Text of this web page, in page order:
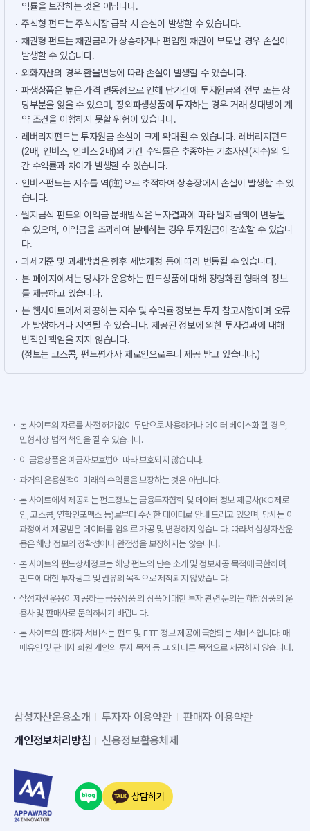
익률을 보장하는 것은 아닙니다.
주식형 펀드는 주식시장 급락 시 손실이 발생할 수 있습니다.
채권형 펀드는 채권금리가 상승하거나 편입한 채권이 부도날 경우 손실이
발생할 수 있습니다.
외화자산의 경우 환율변동에 따라 손실이 발생할 수 있습니다.
파생상품은 높은 가격 변동성으로 인해 단기간에 투자원금의 전부 또는 상
당부분을 잃을 수 있으며, 장외파생상품에 투자하는 경우 거래 상대방이 계
약 조건을 이행하지 못할 위험이 있습니다.
레버리지펀드는 투자원금 손실이 크게 확대될 수 있습니다. 레버리지펀드
(2배, 인버스, 인버스 2배)의 기간 수익률은 추종하는 기초자산(지수)의 일
간 수익률과 차이가 발생할 수 있습니다.
인버스펀드는 지수를 역(逆)으로 추적하여 상승장에서 손실이 발생할 수 있
습니다.
월지급식 펀드의 이익금 분배방식은 투자결과에 따라 월지급액이 변동될
수 있으며, 이익금을 초과하여 분배하는 경우 투자원금이 감소할 수 있습니
다.
과세기준 및 과세방법은 향후 세법개정 등에 따라 변동될 수 있습니다.
본 페이지에서는 당사가 운용하는 펀드상품에 대해 정형화된 형태의 정보
를 제공하고 있습니다.
본 웹사이트에서 제공하는 지수 및 수익률 정보는 투자 참고사항이며 오류
가 발생하거나 지연될 수 있습니다. 제공된 정보에 의한 투자결과에 대해
법적인 책임을 지지 않습니다.
(정보는 코스콤, 펀드평가사 제로인으로부터 제공 받고 있습니다.)
본 사이트의 자료를 사전 허가없이 무단으로 사용하거나 데이터 베이스화 할 경우,
민형사상 법적 책임을 질 수 있습니다.
이 금융상품은 예금자보호법에 따라 보호되지 않습니다.
과거의 운용실적이 미래의 수익률을 보장하는 것은 아닙니다.
본 사이트에서 제공되는 펀드정보는 금융투자협회 및 데이터 정보 제공사(KG제로
인, 코스콤, 연합인포맥스 등)로부터 수신한 데이터로 안내 드리고 있으며, 당사는 이
과정에서 제공받은 데이터를 임의로 가공 및 변경하지 않습니다. 따라서 삼성자산운
용은 해당 정보의 정확성이나 완전성을 보장하지는 않습니다.
본 사이트의 펀드상세정보는 해당 펀드의 단순 소개 및 정보제공 목적에 국한하며,
펀드에 대한 투자광고 및 권유의 목적으로 제작되지 않았습니다.
삼성자산운용이 제공하는 금융상품 외 상품에 대한 투자 관련 문의는 해당상품의 운
용사 및 판매사로 문의하시기 바랍니다.
본 사이트의 판매자 서비스는 펀드 및 ETF 정보 제공에 국한되는 서비스입니다. 매
매유인 및 판매자 회원 개인의 투자 목적 등 그 외 다른 목적으로 제공하지 않습니다.
삼성자산운용소개 투자자 이용약관
판매자 이용약관
개인정보처리방침
신용정보활용체제
상담하기